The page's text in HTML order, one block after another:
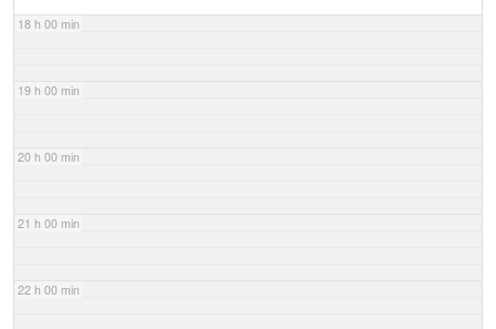
18 h 00 min
19 h 00 min
20 h 00 min
21 h 00 min
22 h 00 min